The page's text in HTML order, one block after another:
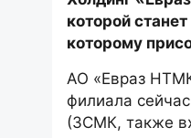
которой
которому
АО «Евраз
филиала
(ЗСМК, также